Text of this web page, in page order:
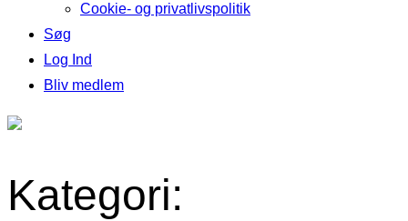
Cookie- og privatlivspolitik
Søg
Log Ind
Bliv medlem
Kategori: